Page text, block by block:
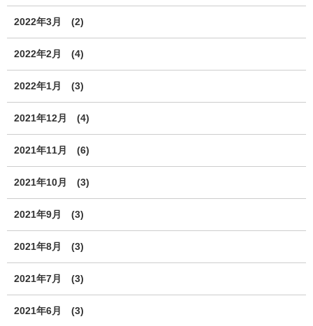
2022年3月 (2)
2022年2月 (4)
2022年1月 (3)
2021年12月 (4)
2021年11月 (6)
2021年10月 (3)
2021年9月 (3)
2021年8月 (3)
2021年7月 (3)
2021年6月 (3)